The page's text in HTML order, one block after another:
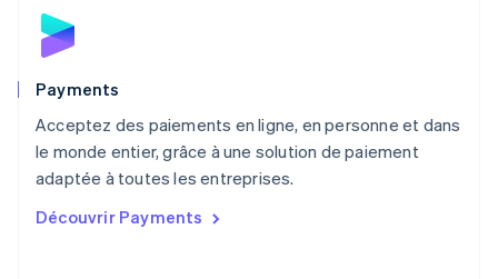
Payments
Acceptez des paiements en ligne, en personne et dans
le monde entier, grâce à une solution de paiement
adaptée à toutes les entreprises.
Découvrir Payments
Norvège
English
English
NederlandsEnglish
Pologne
English
PortuguêsEnglish